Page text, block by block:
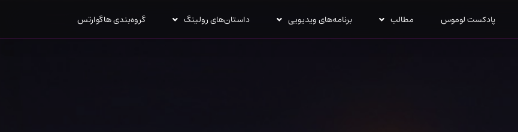
پادکست لوموس مطالب برنامه‌های ویدیویی داستان‌های رولینگ گروه‌بندی هاگوارتس